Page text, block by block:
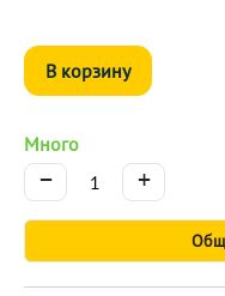
В корзину
Много
+
−